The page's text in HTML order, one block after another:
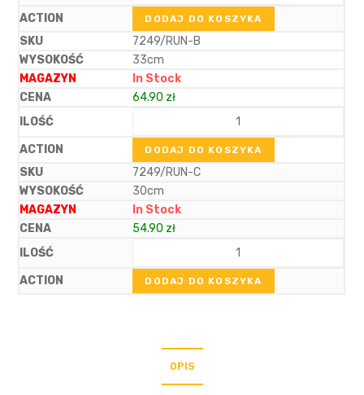
DODAJ DO KOSZYKA
7249/RUN-B
33cm
In Stock
64.90 zł
DODAJ DO KOSZYKA
7249/RUN-C
30cm
In Stock
54.90 zł
DODAJ DO KOSZYKA
OPIS